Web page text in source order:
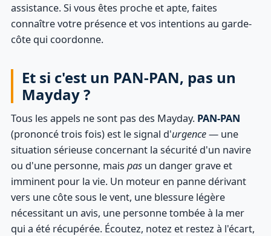
assistance. Si vous êtes proche et apte, faites
connaître votre présence et vos intentions au garde-
côte qui coordonne.
Et si c'est un PAN-PAN, pas un
Mayday ?
Tous les appels ne sont pas des Mayday. PAN-PAN
(prononcé trois fois) est le signal d'urgence— une
situation sérieuse concernant la sécurité d'un navire
ou d'une personne, mais pas un danger grave et
imminent pour la vie. Un moteur en panne dérivant
vers une côte sous le vent, une blessure légère
nécessitant un avis, une personne tombée à la mer
qui a été récupérée. Écoutez, notez et restez à l'écart,